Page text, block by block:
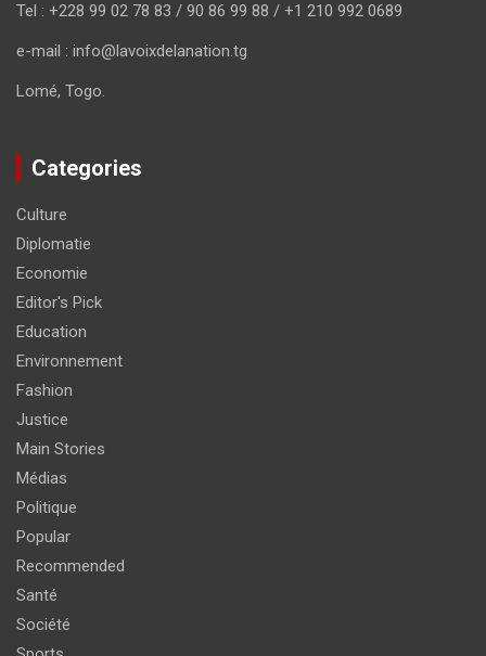
Tel : +228 99 02 78 83 / 90 86 99 88 / +1 210 992 0689
e-mail : info@lavoixdelanation.tg
Lomé, Togo.
Categories
Culture
Diplomatie
Economie
Editor's Pick
Education
Environnement
Fashion
Justice
Main Stories
Médias
Politique
Popular
Recommended
Santé
Société